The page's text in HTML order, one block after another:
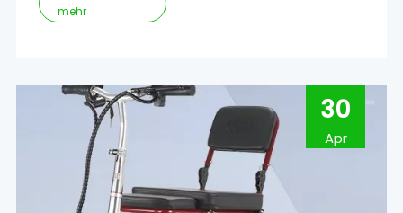
eingeschränkter Mobilität haben sich leichte,
bieten eine Reihe bedeutender Vorteile
mehr
30
Apr